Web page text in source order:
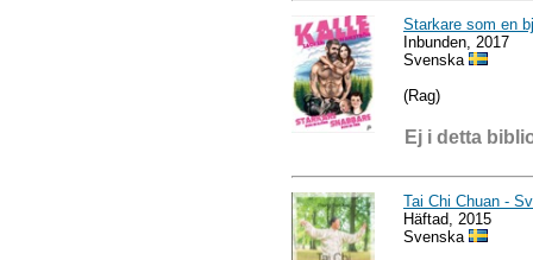
Starkare som en
Inbunden, 2017
Svenska
(Rag)
Ej i detta
Tai Chi Chuan -
Häftad, 2015
Svenska